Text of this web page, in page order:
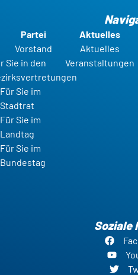
Partei
Vorstand
Sie in den
Für Sie im
Stadtrat
Für Sie im
Landtag
Für Sie im
Bundestag
Aktuelles
Aktuelles
Veranstaltungen
Soziale